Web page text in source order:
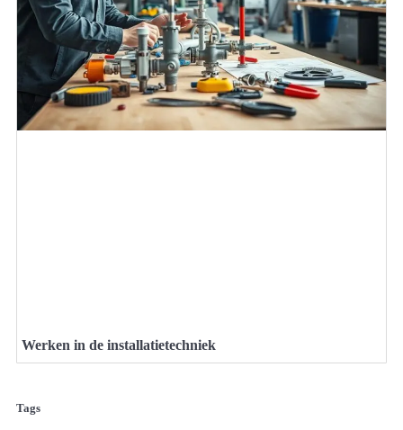
Werken in de installatietechniek
Tags